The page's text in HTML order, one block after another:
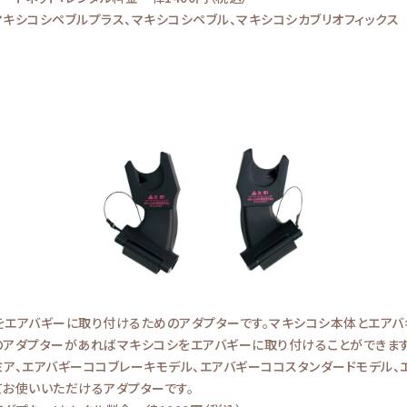
シコシペブルプラス、マキシコシペブル、マキシコシカブリオフィックス
アバギーに取り付けるためのアダプターです。マキシコシ本体とエア
ダプターがあればマキシコシをエアバギーに取り付けることができま
、エアバギーココブレーキモデル、エアバギーココスタンダードモデル、
使いいただけるアダプターです。